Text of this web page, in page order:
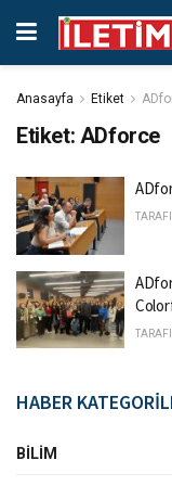
Anasayfa Etiket
Etiket: ADforce
HABER
BILIM